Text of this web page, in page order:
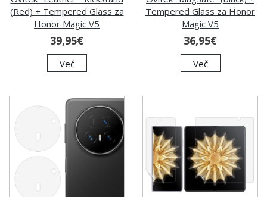
(Red) + Tempered Glass za
Honor Magic V5
39,95€
Več
Tempered Glass za Honor
Magic V5
36,95€
Več